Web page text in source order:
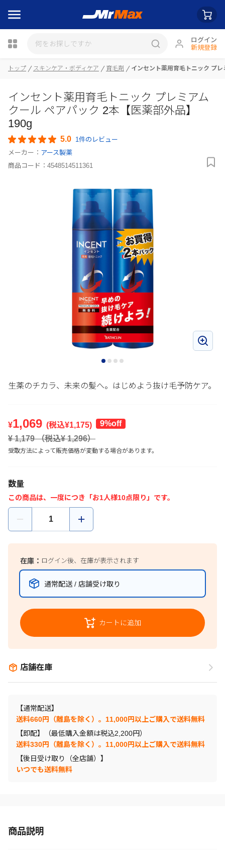
ログイン
新規登録
瓶詰
トップ スキンケア・ボディケア 育毛剤 インセント薬用育毛トニック プ
インセント薬用育毛トニック プレミアム
クール ペアパック 2本【医薬部外品】
190g
5.0 1件のレビュー
メーカー： アース製薬
商品コード： 4548514511361
生薬のチカラ、未来の髪へ。はじめよう抜け毛予防ケア。
¥1,069 (税込¥1,175)
9%off
¥ 1,179（税込¥1,296）
受取方法によって販売価格が変動する場合があります。
数量
この商品は、一度につき「お1人様10点限り」です。
在庫： ログイン後、在庫が表示されます
通常配送 / 店舗受け取り
カートに追加
店舗在庫
【通常配送】
送料660円（離島を除く）。11,000円以上ご購入で送料無料
【即配】（最低購入金額は税込2,200円）
送料330円（離島を除く）。11,000円以上ご購入で送料無料
【後日受け取り（全店舗）】
いつでも送料無料
商品説明